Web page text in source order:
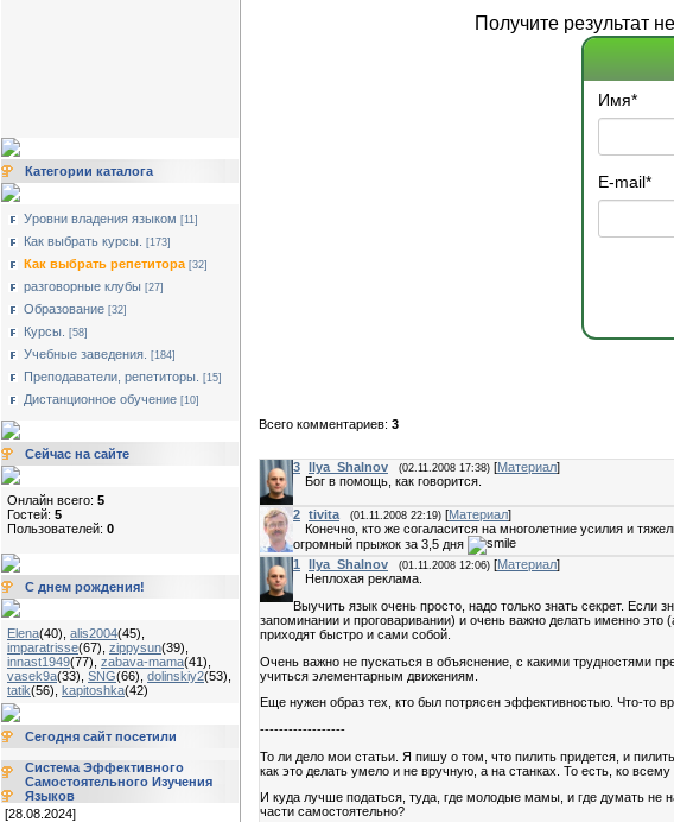
Категории каталога
Уровни владения языком [11]
Как выбрать курсы. [173]
Как выбрать репетитора [32]
разговорные клубы [27]
Образование [32]
Курсы. [58]
Учебные заведения. [184]
Преподаватели, репетиторы. [15]
Дистанционное обучение [10]
Сейчас на сайте
Онлайн всего: 5
Гостей: 5
Пользователей: 0
С днем рождения!
Elena(40) alis2004(45)
imparatrisse(67) zippysun(39)
innast1949(77) zabava-mama(41)
vasek9a(33) SNG(66) dolinskiy2(53)
tatik(56) kapitoshka(42)
Сегодня сайт посетили
Система Эффективного
Самостоятельного Изучения
Языков
[28.08.2024]
Получите результат
Имя*
E-mail*
Всего комментариев: 3
3 Ilya_Shalnov (02.11.2008 17:38) [Материал]
Бог в помощь, как говорится.
2 tivita (01.11.2008 22:19) [Материал]
Конечно, кто же согаласится на многолетние усилия и
огромный прыжок за 3,5 дня
1 Ilya_Shalnov (01.11.2008 12:06) [Материал]
Неплохая реклама.
Выучить язык очень просто, надо только знать секрет. Если
запоминании и проговаривании) и очень важно делать именно
приходят быстро и сами собой.
Очень важно не пускаться в объяснение, с какими трудностями
учиться элементарным движениям.
Еще нужен образ тех, кто был потрясен эффективностью. Что-то
------------------
То ли дело мои статьи. Я пишу о том, что пилить придется, и
как это делать умело и не вручную, а на станках. То есть, ко
И куда лучше податься, туда, где молодые мамы, и где думать не
части самостоятельно?